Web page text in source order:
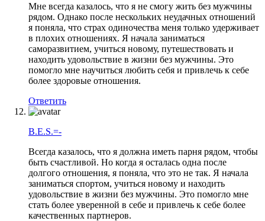
Мне всегда казалось, что я не смогу жить без мужчины
рядом. Однако после нескольких неудачных отношений
я поняла, что страх одиночества меня только удерживает
в плохих отношениях. Я начала заниматься
саморазвитием, учиться новому, путешествовать и
находить удовольствие в жизни без мужчины. Это
помогло мне научиться любить себя и привлечь к себе
более здоровые отношения.
Ответить
B.E.S.=-
Всегда казалось, что я должна иметь парня рядом, чтобы
быть счастливой. Но когда я осталась одна после
долгого отношения, я поняла, что это не так. Я начала
заниматься спортом, учиться новому и находить
удовольствие в жизни без мужчины. Это помогло мне
стать более уверенной в себе и привлечь к себе более
качественных партнеров.